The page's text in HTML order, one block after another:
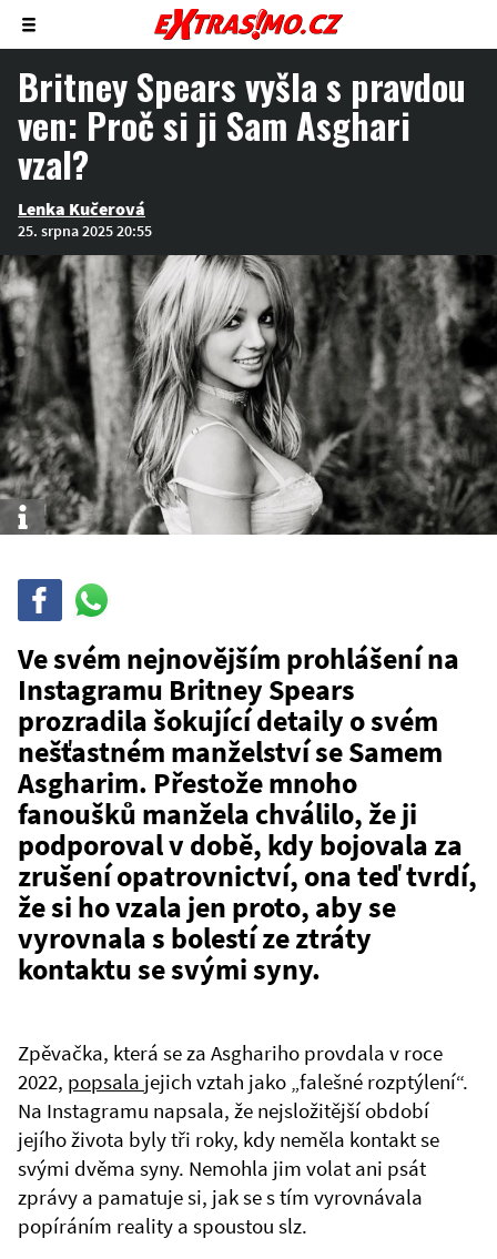
Zobrazit/skrýt
menu
Britney Spears vyšla s pravdou
ven: Proč si ji Sam Asghari
vzal?
Lenka Kučerová
25. srpna 2025 20:55
Info
Sdílej
WhatsAppu
Ve svém nejnovějším prohlášení na
Instagramu Britney Spears
prozradila šokující detaily o svém
nešťastném manželství se Samem
Asgharim. Přestože mnoho
fanoušků manžela chválilo, že ji
podporoval v době, kdy bojovala za
zrušení opatrovnictví, ona teď tvrdí,
že si ho vzala jen proto, aby se
vyrovnala s bolestí ze ztráty
kontaktu se svými syny.
Zpěvačka, která se za Asghariho provdala v roce
2022, popsala jejich vztah jako „falešné rozptýlení“.
Na Instagramu napsala, že nejsložitější období
jejího života byly tři roky, kdy neměla kontakt se
svými dvěma syny. Nemohla jim volat ani psát
zprávy a pamatuje si, jak se s tím vyrovnávala
popíráním reality a spoustou slz.